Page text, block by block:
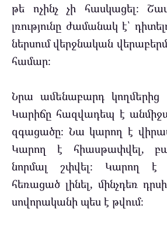
թե ոչինչ չի հասկացել։
լռությունը ժամանակ է՝
ներսում վերջնական
համար։
Նրա ամենաբարդ կողմերից
Կարիճը հազվադեպ է
զգացածը։ Նա կարող է
Կարող է հիասթափվել,
նորմալ շփվել։ Կարող է
հեռացած լինել, մինչդեռ
սովորականի պես է թվում։